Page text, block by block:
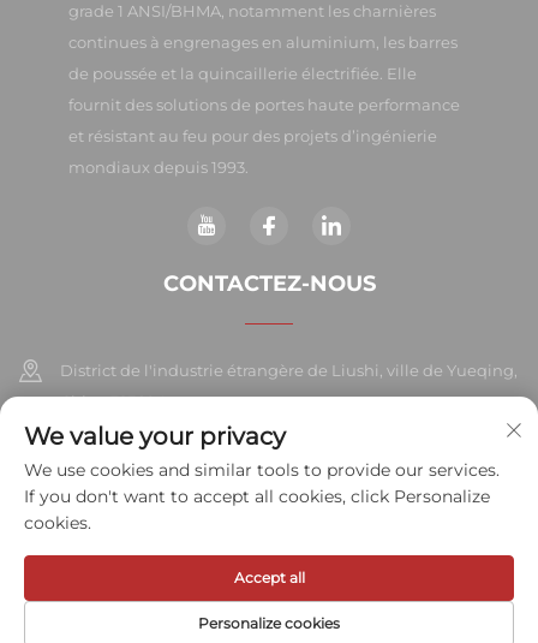
grade 1 ANSI/BHMA, notamment les charnières
continues à engrenages en aluminium, les barres
de poussée et la quincaillerie électrifiée. Elle
fournit des solutions de portes haute performance
et résistant au feu pour des projets d’ingénierie
mondiaux depuis 1993.
CONTACTEZ-NOUS
District de l'industrie étrangère de Liushi, ville de Yueqing,
Chine 325604
+86-577-57572007
[email protected]
Copyright © 2026 Meihe Hardware Industry Co., Ltd. Tous droits
réservés. Politique de confidentialité
We value your privacy
We use cookies and similar tools to provide our services.
If you don't want to accept all cookies, click Personalize
cookies.
Personalize cookies
Accept all